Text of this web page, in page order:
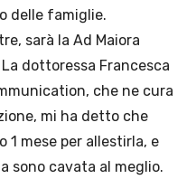
delle famiglie.
sarà la Ad Maiora
dottoressa Francesca
che ne cura
mi ha detto che
1 mese per allestirla, e
sono cavata al meglio.